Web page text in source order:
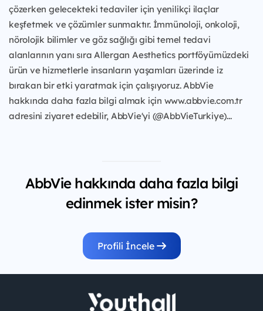
çözerken gelecekteki tedaviler için yenilikçi ilaçlar
keşfetmek ve çözümler sunmaktır. İmmünoloji, onkoloji,
nörolojik bilimler ve göz sağlığı gibi temel tedavi
alanlarının yanı sıra Allergan Aesthetics portföyümüzdeki
ürün ve hizmetlerle insanların yaşamları üzerinde iz
bırakan bir etki yaratmak için çalışıyoruz. AbbVie
hakkında daha fazla bilgi almak için www.abbvie.com.tr
adresini ziyaret edebilir, AbbVie'yi (@AbbVieTurkiye)...
AbbVie hakkında daha fazla bilgi
edinmek ister misin?
Profili İncele